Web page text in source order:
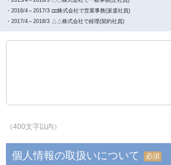
・2016/4～2017/3 □□株式会社で営業事務(派遣社員)
・2017/4～2018/3 △△株式会社で経理(契約社員)
（400文字以内）
個人情報の取扱いについて 必須